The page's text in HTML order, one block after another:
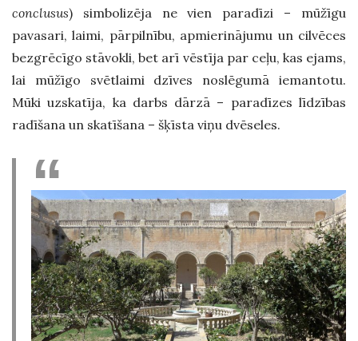
conclusus) simbolizēja ne vien paradīzi – mūžīgu
pavasari, laimi, pārpilnību, apmierinājumu un cilvēces
bezgrēcīgo stāvokli, bet arī vēstīja par ceļu, kas ejams,
lai mūžīgo svētlaimi dzīves noslēgumā iemantotu.
Mūki uzskatīja, ka darbs dārzā – paradīzes līdzības
radīšana un skatīšana – šķīsta viņu dvēseles.